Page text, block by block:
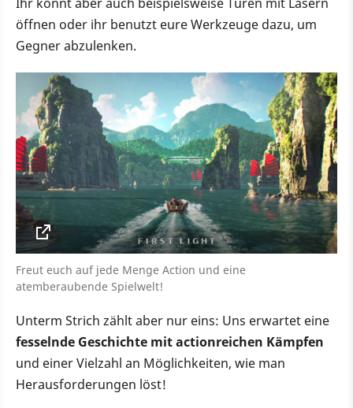
öffnen oder ihr benutzt eure Werkzeuge dazu, um
Gegner abzulenken.
Freut euch auf jede Menge Action und eine
atemberaubende Spielwelt!
Unterm Strich zählt aber nur eins: Uns erwartet eine
fesselnde Geschichte mit actionreichen Kämpfen
und einer Vielzahl an Möglichkeiten, wie man
Herausforderungen löst!